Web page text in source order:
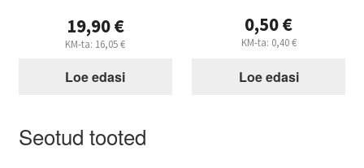
19,90€
KM-ta: 16,05€
Loe edasi
0,50€
KM-ta: 0,40€
Loe edasi
Seotud tooted